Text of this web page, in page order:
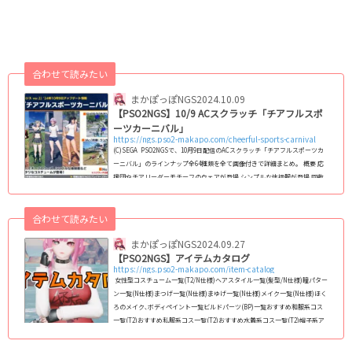
まかぽっぽNGS
合わせて読みたい
2024.10.09
【PSO2NGS】10/9 ACスクラッチ「チアフルスポ
ーツカーニバル」
https://ngs.pso2-makapo.com/cheerful-sports-carnival
(C)SEGA PSO2NGSで、10月9日配信のACスクラッチ「チアフルスポーツカ
ーニバル」のラインナップ全64種類を全て画像付きで詳細まとめ｡ 概要 応
援団やチアリーダーモチーフのウェアが登場 シンプルな体操服が登場 回数
ogle || ).push({});ラインナップ一覧(アイテムカタログ) 画像サイズ変更60p
x 80px 100px 128...
まかぽっぽNGS
合わせて読みたい
2024.09.27
【PSO2NGS】アイテムカタログ
https://ngs.pso2-makapo.com/item-catalog
女性型コスチューム一覧(T2/N仕様)ヘアスタイル一覧(髪型/N仕様)瞳パター
ン一覧(N仕様)まつげ一覧(N仕様)まゆげ一覧(N仕様)メイク一覧(N仕様)ほく
ろのメイク､ボディペイント一覧ビルドパーツ(BP)一覧おすすめ和服系コス
一覧(T2)おすすめ私服系コス一覧(T2)おすすめ水着系コス一覧(T2)帽子系ア